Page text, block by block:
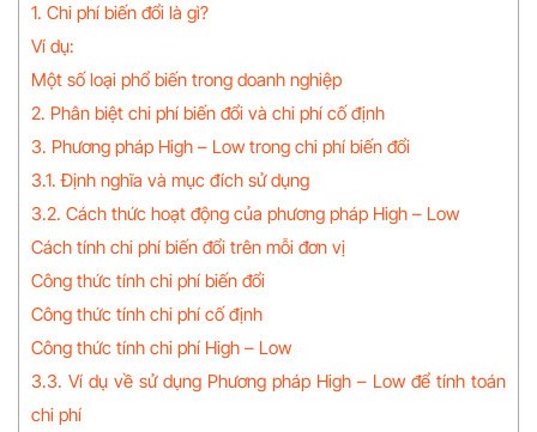
1. Chi phí biến đổi là gì?
Ví dụ:
Một số loại phổ biến trong doanh nghiệp
2. Phân biệt chi phí biến đổi và chi phí cố định
3. Phương pháp High – Low trong chi phí biến đổi
3.1. Định nghĩa và mục đích sử dụng
3.2. Cách thức hoạt động của phương pháp High – Low
Cách tính chi phí biến đổi trên mỗi đơn vị
Công thức tính chi phí biến đổi
Công thức tính chi phí cố định
Công thức tính chi phí High – Low
3.3. Ví dụ về sử dụng Phương pháp High – Low để tính toán
chi phí